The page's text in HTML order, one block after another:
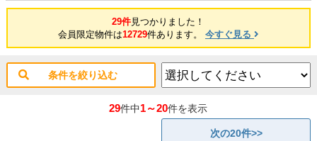
29件見つかりました！
会員限定物件は12729件あります。 今すぐ見る
条件を絞り込む
29件中1～20件を表示
次の20件>>